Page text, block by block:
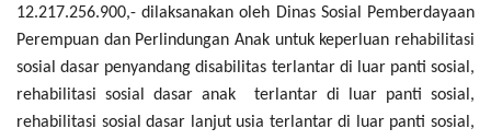
12.217.256.900,- dilaksanakan oleh Dinas Sosial Pemberdayaan
Perempuan dan Perlindungan Anak untuk keperluan rehabilitasi
sosial dasar penyandang disabilitas terlantar di luar panti sosial,
rehabilitasi sosial dasar anak terlantar di luar panti sosial,
rehabilitasi sosial dasar lanjut usia terlantar di luar panti sosial,